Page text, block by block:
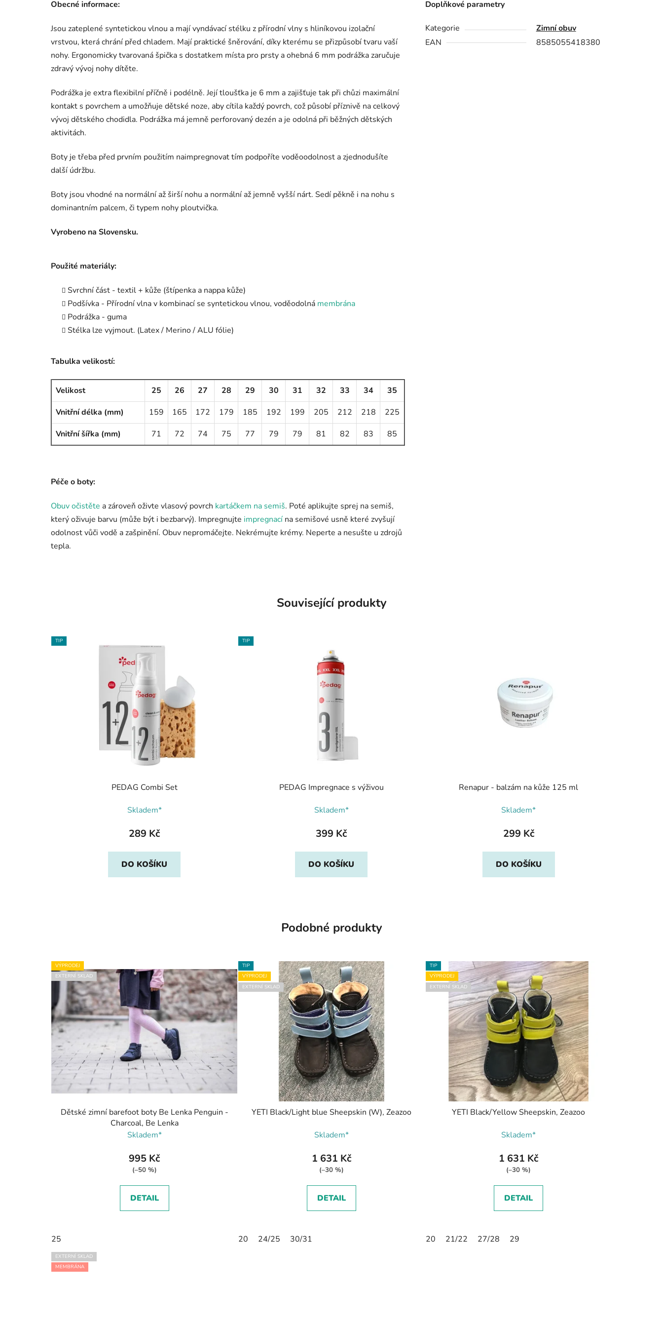
Obecné informace:
Jsou zateplené syntetickou vlnou a mají vyndávací stélku z přírodní vlny s hliníkovou izolační
vrstvou, která chrání před chladem. Mají praktické šněrování, díky kterému se přizpůsobí tvaru vaší
nohy. Ergonomicky tvarovaná špička s dostatkem místa pro prsty a ohebná 6 mm podrážka zaručuje
zdravý vývoj nohy dítěte.
Podrážka je extra flexibilní příčně i podélně. Její tloušťka je 6 mm a zajišťuje tak při chůzi maximální
kontakt s povrchem a umožňuje dětské noze, aby cítila každý povrch, což působí příznivě na celkový
vývoj dětského chodidla. Podrážka má jemně perforovaný dezén a je odolná při běžných dětských
aktivitách.
Boty je třeba před prvním použitím naimpregnovat tím podpoříte voděoodolnost a zjednodušíte
další údržbu.
Boty jsou vhodné na normální až širší nohu a normální až jemně vyšší nárt. Sedí pěkně i na nohu s
dominantním palcem, či typem nohy ploutvička.
Vyrobeno na Slovensku.
Použité materiály:
Svrchní část - textil + kůže (štípenka a nappa kůže)
Podšívka - Přírodní vlna v kombinací se syntetickou vlnou, voděodolná membrána
Podrážka - guma
Stélka lze vyjmout. (Latex / Merino / ALU fólie)
Tabulka velikostí:
Velikost 25 26 27 28 29 30 31 32 33 34
35
Vnitřní délka (mm)
159 165 172 179 185 192 199 205 212 218
225
Vnitřní šířka (mm)
71 72 74 75 77 79 79 81 82 83 85
Péče o boty:
Obuv očistěte a zároveň oživte vlasový povrch kartáčkem na semiš. Poté aplikujte sprej na semiš,
který oživuje barvu (může být i bezbarvý). Impregnujte impregnací na semišové usně které zvyšují
odolnost vůči vodě a zašpinění. Obuv nepromáčejte. Nekrémujte krémy. Neperte a nesušte u zdrojů
tepla.
Doplňkové parametry
Kategorie
Zimní obuv
EAN
8585055418380
Související produkty
TIP
PEDAG Combi Set
Skladem*
289 Kč
DO KOŠÍKU
TIP
PEDAG Impregnace s výživou
Skladem*
399 Kč
DO KOŠÍKU
Renapur - balzám na kůže 125 ml
Skladem*
299 Kč
DO KOŠÍKU
Podobné produkty
VÝPRODEJ
EXTERNÍ SKLAD
Dětské zimní barefoot boty Be Lenka Penguin -
Charcoal, Be Lenka
Skladem*
995 Kč
(–50 %)
DETAIL
25
TIP
VÝPRODEJ
EXTERNÍ SKLAD
YETI Black/Light blue Sheepskin (W), Zeazoo
Skladem*
1 631 Kč
(–30 %)
DETAIL
20 24/25 30/31
TIP
VÝPRODEJ
EXTERNÍ SKLAD
YETI Black/Yellow Sheepskin, Zeazoo
Skladem*
1 631 Kč
(–30 %)
DETAIL
20 21/22 27/28 29
EXTERNÍ SKLAD
MEMBRÁNA